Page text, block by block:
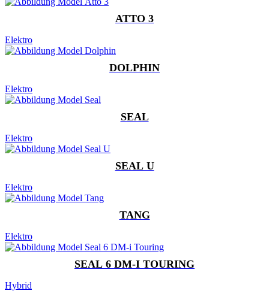
ATTO 3
Elektro
DOLPHIN
Elektro
SEAL
Elektro
SEAL U
Elektro
TANG
Elektro
SEAL 6 DM-I TOURING
Hybrid